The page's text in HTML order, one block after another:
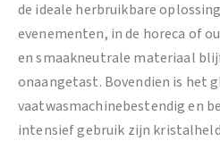
de ideale herbruikbare
evenementen, in de horeca of
en smaakneutrale materiaal
onaangetast. Bovendien is het
vaatwasmachinebestendig en
intensief gebruik zijn